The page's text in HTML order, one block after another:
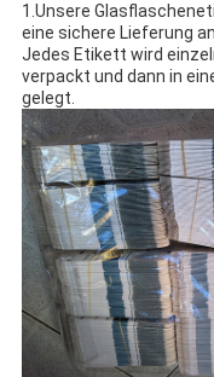
1.Unsere
eine sichere Lieferung
Jedes Etikett wird
verpackt und dann in
gelegt.